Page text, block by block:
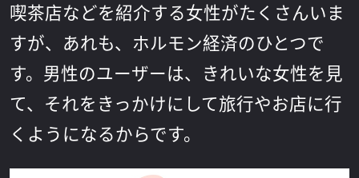
喫茶店などを紹介する女性がたくさんいま
すが、あれも、ホルモン経済のひとつで
す。男性のユーザーは、きれいな女性を見
て、それをきっかけにして旅行やお店に行
くようになるからです。